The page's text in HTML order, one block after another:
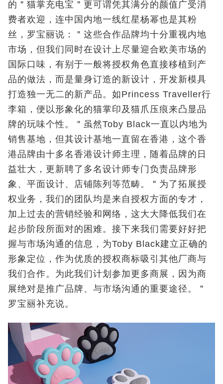
的＂猫掌充电宝＂更可谓凭其满分的颜值广受消
费者欢迎，连中国内地一线红星杨幂也是其粉
丝，罗宝丽说：＂这些合作品牌均十分重视内地
市场，但我们同时在设计上尽量迎合欧美市场的
国际口味，有别于一般将授权角色直接移植到产
品的做法，而是量身订造的新设计，开发新模具
打造独一无二的新产品。如Princess Traveller行
李箱，便以形象化的猫掌印及猫爪压痕来凸显品
牌的玩味个性。＂虽然Toby Black一直以内地为
销售基地，但其设计基地一直留在香港，这个香
港品牌由十多名香港设计师主理，随着品牌的日
益壮大，更新聘了多名设计师专门负责品牌形
象、平面设计、店铺陈列等范畴。＂为了拓展授
权业务，我们的团队均是来自授权方面的专才，
加上过去的营销经验和网络，这大大降低我们在
起步阶段所面对的困难。接下来我们需要好好把
握与市场沟通的信息，为Toby Black建立正确的
形象定位，作为优质的授权商标吸引其他厂商与
我们合作。为此我们计划参加更多商展，因为商
展绝对是推广品牌、与市场沟通的重要途径。＂
罗宝丽补充说。